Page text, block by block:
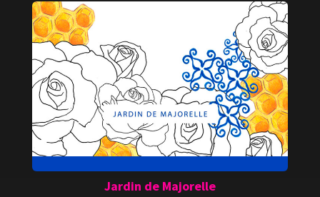
Jardin de Majorelle